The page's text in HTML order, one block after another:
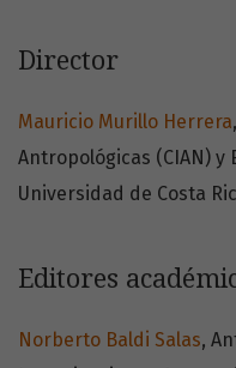
Director
Mauricio Murillo Herrera
Antropológicas (CIAN) y
Universidad de Costa
Editores
Norberto Baldi Salas,